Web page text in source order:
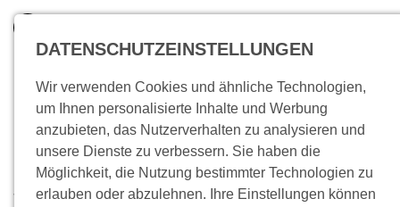
Wo bin ich?
DATENSCHUTZEINSTELLUNGEN
Wir verwenden Cookies und ähnliche Technologien,
um Ihnen personalisierte Inhalte und Werbung
anzubieten, das Nutzerverhalten zu analysieren und
unsere Dienste zu verbessern. Sie haben die
Möglichkeit, die Nutzung bestimmter Technologien zu
erlauben oder abzulehnen. Ihre Einstellungen können